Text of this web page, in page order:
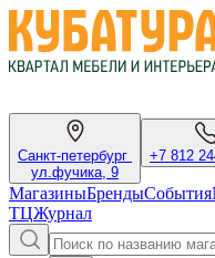
Санкт-петербург
ул.фучика, 9
+7 812
МагазиныБрендыСобытия
ТЦЖурнал